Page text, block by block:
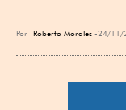
Por Roberto Morales 24/11/